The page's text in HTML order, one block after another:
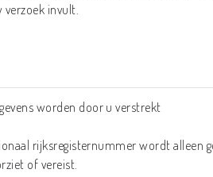
verzoek invult.
worden door u verstrekt
rijksregisternummer wordt alleen
of vereist.